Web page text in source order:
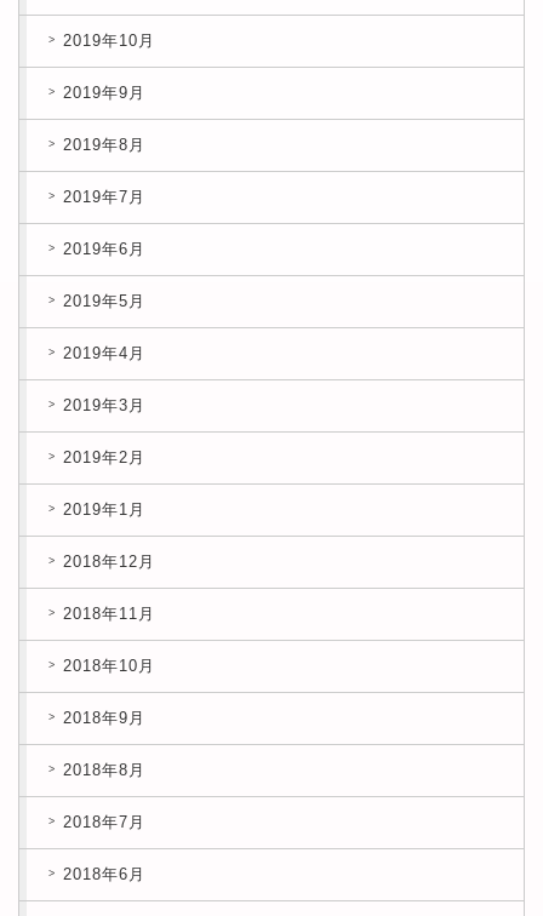
2019年10月
2019年9月
2019年8月
2019年7月
2019年6月
2019年5月
2019年4月
2019年3月
2019年2月
2019年1月
2018年12月
2018年11月
2018年10月
2018年9月
2018年8月
2018年7月
2018年6月